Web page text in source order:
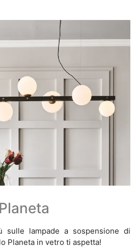
Planeta
lampade a sospensione di
Planeta in vetro ti aspetta!